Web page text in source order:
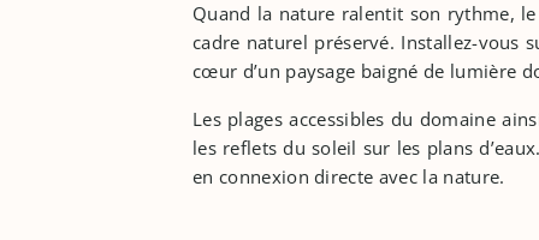
Quand la nature ralentit son rythme,
cadre naturel préservé. Installez-vous
cœur d’un paysage baigné de lumière
Les plages accessibles du domaine
les reflets du soleil sur les plans
en connexion directe avec la nature.